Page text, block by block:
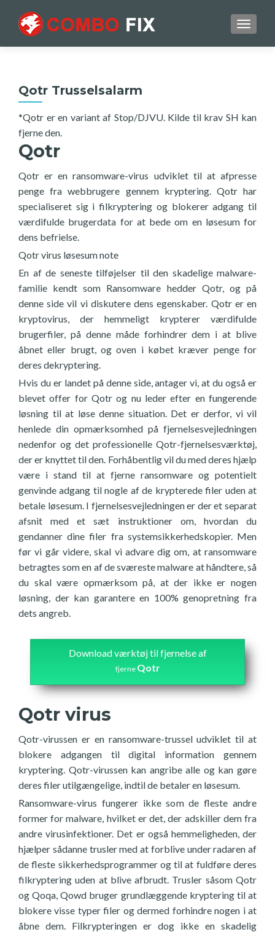
Qotr Trusselsalarm
*Qotr er en variant af Stop/DJVU. Kilde til krav SH kan
fjerne den.
Qotr
Qotr er en ransomware-virus udviklet til at afpresse
penge fra webbrugere gennem kryptering. Qotr har
specialiseret sig i filkryptering og blokerer adgang til
værdifulde brugerdata for at bede om en løsesum for
dens befrielse.
Qotr virus løsesum note
En af de seneste tilføjelser til den skadelige malware-
familie kendt som Ransomware hedder Qotr, og på
denne side vil vi diskutere dens egenskaber. Qotr er en
kryptovirus, der hemmeligt krypterer værdifulde
brugerfiler, på denne måde forhindrer dem i at blive
åbnet eller brugt, og oven i købet kræver penge for
deres dekryptering.
Hvis du er landet på denne side, antager vi, at du også er
blevet offer for Qotr og nu leder efter en fungerende
løsning til at løse denne situation. Det er derfor, vi vil
henlede din opmærksomhed på fjernelsesvejledningen
nedenfor og det professionelle Qotr-fjernelsesværktøj,
der er knyttet til den. Forhåbentlig vil du med deres hjælp
være i stand til at fjerne ransomware og potentielt
genvinde adgang til nogle af de krypterede filer uden at
betale løsesum. I fjernelsesvejledningen er der et separat
afsnit med et sæt instruktioner om, hvordan du
gendanner dine filer fra systemsikkerhedskopier. Men
før vi går videre, skal vi advare dig om, at ransomware
betragtes som en af de sværeste malware at håndtere, så
du skal være opmærksom på, at der ikke er nogen
løsning, der kan garantere en 100% genopretning fra
dets angreb.
Download værktøj til fjernelse af
fjerne Qotr
Qotr virus
Qotr-virussen er en ransomware-trussel udviklet til at
blokere adgangen til digital information gennem
kryptering. Qotr-virussen kan angribe alle og kan gøre
deres filer utilgængelige, indtil de betaler en løsesum.
Ransomware-virus fungerer ikke som de fleste andre
former for malware, hvilket er det, der adskiller dem fra
andre virusinfektioner. Det er også hemmeligheden, der
hjælper sådanne trusler med at forblive under radaren af
de fleste sikkerhedsprogrammer og til at fuldføre deres
filkryptering uden at blive afbrudt. Trusler såsom Qotr
og Qoqa, Qowd bruger grundlæggende kryptering til at
blokere visse typer filer og dermed forhindre nogen i at
åbne dem. Filkrypteringen er dog ikke en skadelig